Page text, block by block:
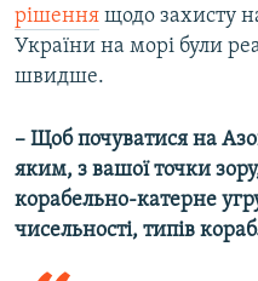
рішення ​щодо захисту
України на морі були
швидше.
– Щоб почуватися на
яким, з вашої точки
корабельно-катерне
чисельності, типів